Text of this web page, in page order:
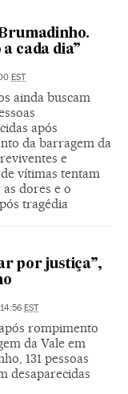
cada dia”
EST
ainda buscam
após
da barragem da
e
vítimas tentam
dores e o
tragédia
por justiça”,
EST
rompimento
da Vale em
131 pessoas
desaparecidas